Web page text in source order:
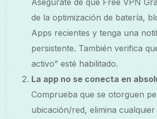
de la optimización de batería,
Apps recientes y tenga una
persistente. También verifica
activo” esté habilitado.
La app no se conecta en
Comprueba que se otorguen
ubicación/red, elimina